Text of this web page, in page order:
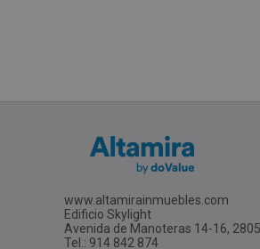
www.altamirainmuebles.com
Edificio Skylight
Avenida de Manoteras 14-16,
Tel.: 914 842 874